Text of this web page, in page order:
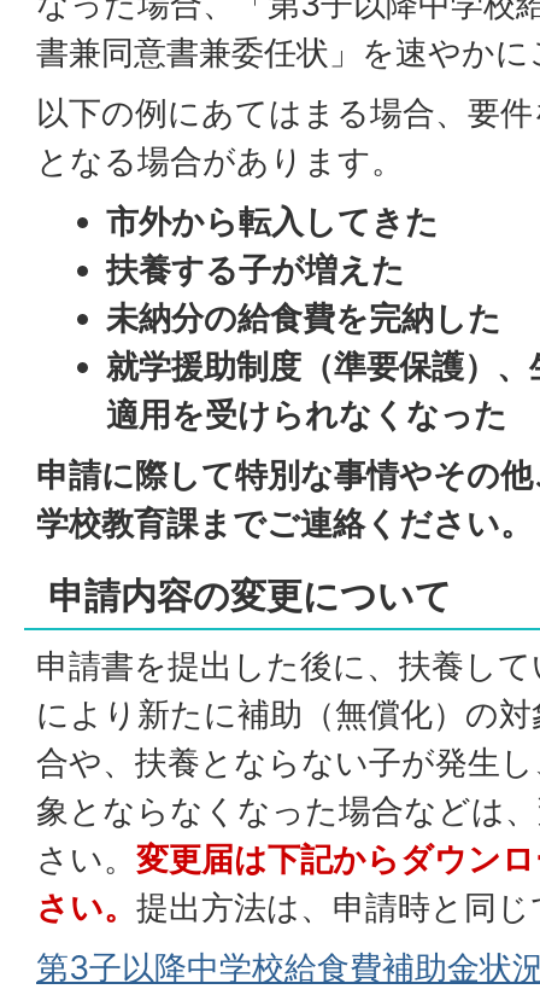
書兼同意書兼委任状」を速やか
以下の例にあてはまる場合、要
となる場合があります。
市外から転入してきた
扶養する子が増えた
未納分の給食費を完納した
就学援助制度（準要保護）
適用を受けられなくなった
申請に際して特別な事情やその
学校教育課までご連絡ください。
申請内容の変更について
申請書を提出した後に、扶養し
により新たに補助（無償化）の
合や、扶養とならない子が発生
象とならなくなった場合などは
さい。 変更届は下記からダウン
さい。 提出方法は、申請時と同
第3子以降中学校給食費補助金状